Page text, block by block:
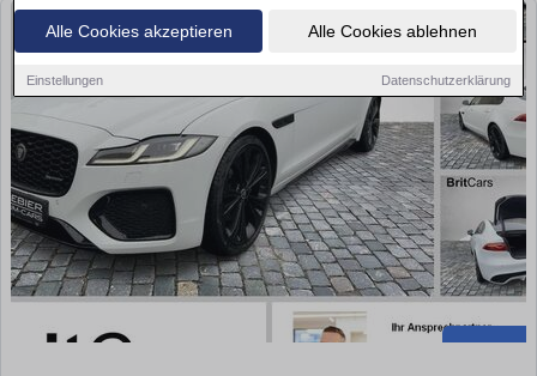
Alle Cookies akzeptieren Alle Cookies ablehnen
Einstellungen Datenschutzerklärung